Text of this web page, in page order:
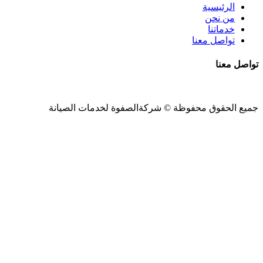
الرئيسية
من نحن
خدماتنا
تواصل معنا
تواصل معنا
جميع الحقوق محفوظة © شركةالصفوة لخدمات الصيانة